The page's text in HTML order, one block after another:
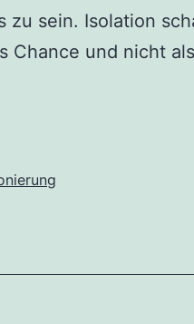
sein. Isolation
Chance und nicht